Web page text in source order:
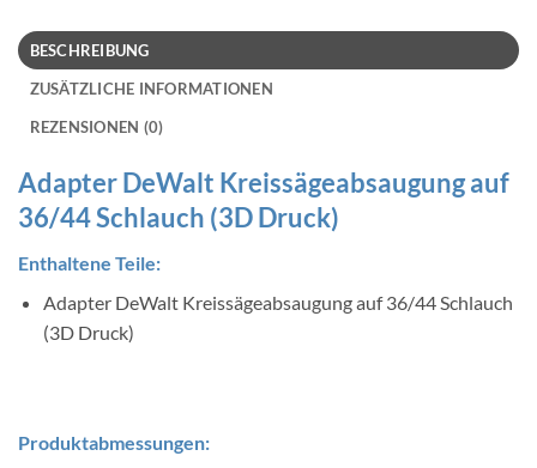
BESCHREIBUNG
ZUSÄTZLICHE INFORMATIONEN
REZENSIONEN (0)
Adapter DeWalt Kreissägeabsaugung auf
36/44 Schlauch (3D Druck)
Enthaltene Teile:
Adapter DeWalt Kreissägeabsaugung auf 36/44 Schlauch
(3D Druck)
Produktabmessungen: